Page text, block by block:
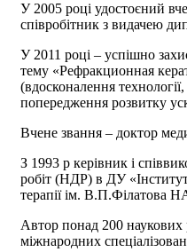
У 2005 році удостоєний
співробітник з видачею
У 2011 році – успішно
тему «Рефракционная
(вдосконалення
попередження розвитку
Вчене звання – доктор
З 1993 р керівник і
робіт (НДР) в ДУ
терапії ім. В.П.Філатова
Автор понад 200 наукових
міжнародних